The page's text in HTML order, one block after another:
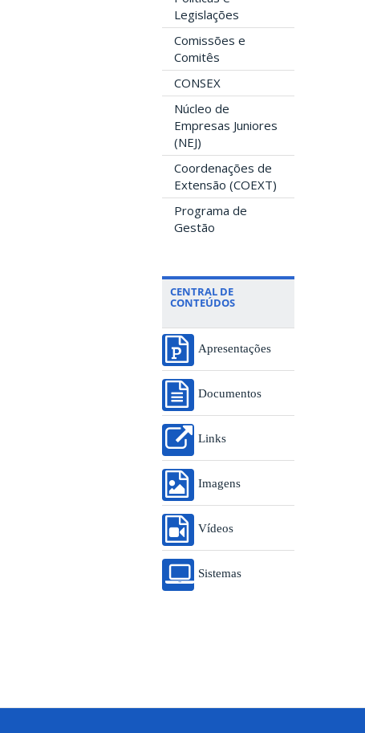
Legislações
Comissões e
Comitês
CONSEX
Núcleo de
Empresas Juniores
(NEJ)
Coordenações de
Extensão (COEXT)
Programa de
Gestão
CENTRAL DE
CONTEÚDOS
Apresentações
Documentos
Links
Imagens
Vídeos
Sistemas